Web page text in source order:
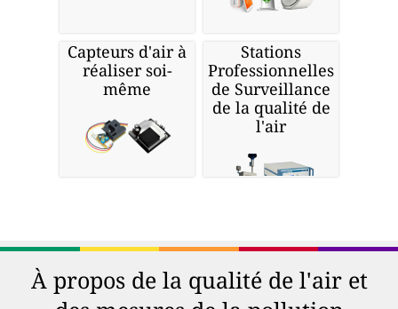
Capteurs d'air à
réaliser soi-
même
Stations
Professionnelles
de Surveillance
de la qualité de
l'air
À propos de la qualité de l'air et